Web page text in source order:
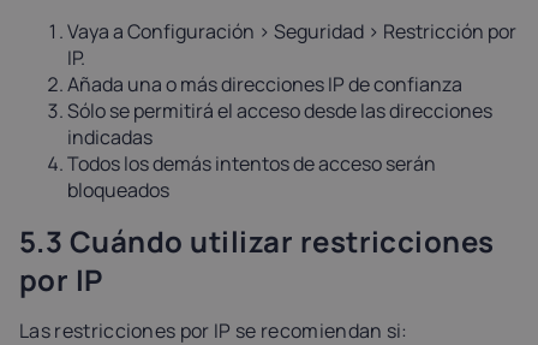
Vaya a Configuración > Seguridad > Restricción por
IP.
Añada una o más direcciones IP de confianza
Sólo se permitirá el acceso desde las direcciones
indicadas
Todos los demás intentos de acceso serán
bloqueados
5.3 Cuándo utilizar restricciones
por IP
Las restricciones por IP se recomiendan si: